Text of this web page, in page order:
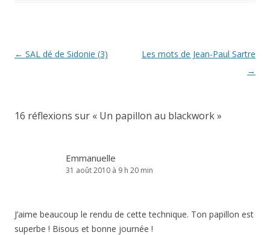
Navigation
← SAL dé de Sidonie (3)
Les mots de Jean-Paul Sartre
→
16 réflexions sur « Un papillon au blackwork»
Emmanuelle
31 août 2010 à 9 h 20 min
J’aime beaucoup le rendu de cette technique. Ton papillon est
superbe ! Bisous et bonne journée !